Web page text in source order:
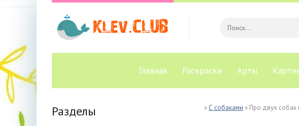
Главная Раскраски Арты
» С собаками » Про двух
Разделы